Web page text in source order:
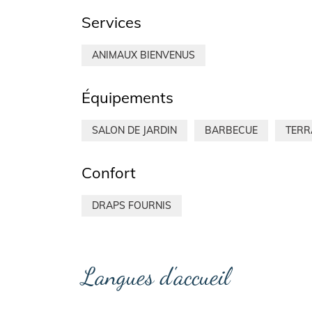
Services
ANIMAUX BIENVENUS
Équipements
SALON DE JARDIN BARBECUE
Confort
DRAPS FOURNIS
Langues d'accueil